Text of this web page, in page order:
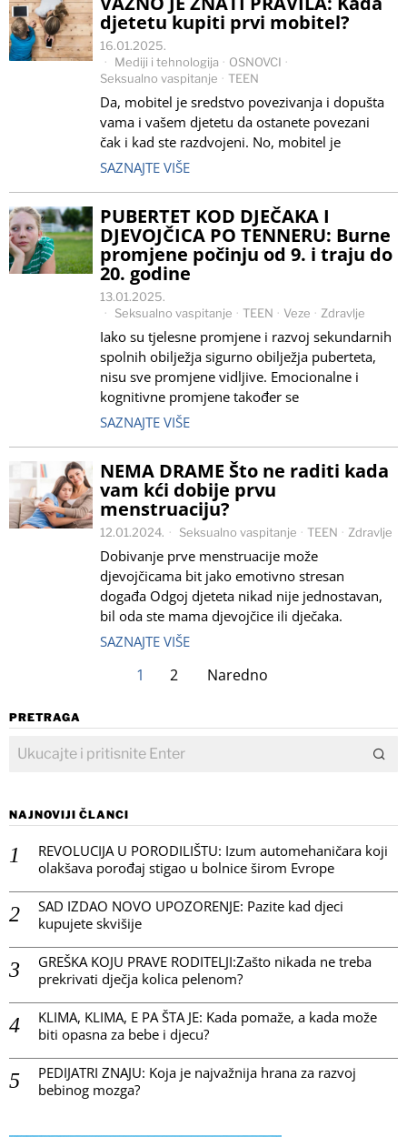
djetetu kupiti prvi mobitel?
16.01.2025.
Mediji i tehnologija · OSNOVCI ·
Seksualno vaspitanje · TEEN
Da, mobitel je sredstvo povezivanja i dopušta
vama i vašem djetetu da ostanete povezani
čak i kad ste razdvojeni. No, mobitel je
SAZNAJTE VIŠE
PUBERTET KOD DJEČAKA I
DJEVOJČICA PO TENNERU: Burne
promjene počinju od 9. i traju do
20. godine
13.01.2025.
Seksualno vaspitanje · TEEN · Veze · Zdravlje
Iako su tjelesne promjene i razvoj sekundarnih
spolnih obilježja sigurno obilježja puberteta,
nisu sve promjene vidljive. Emocionalne i
kognitivne promjene također se
SAZNAJTE VIŠE
NEMA DRAME Što ne raditi kada
vam kći dobije prvu
menstruaciju?
12.01.2024. Seksualno vaspitanje · TEEN · Zdravlje
Dobivanje prve menstruacije može
djevojčicama bit jako emotivno stresan
događa Odgoj djeteta nikad nije jednostavan,
bil oda ste mama djevojčice ili dječaka.
SAZNAJTE VIŠE
1 2 Naredno
PRETRAGA
NAJNOVIJI ČLANCI
REVOLUCIJA U PORODILIŠTU: Izum automehaničara koji
olakšava porođaj stigao u bolnice širom Evrope
SAD IZDAO NOVO UPOZORENJE: Pazite kad djeci
kupujete skvišije
GREŠKA KOJU PRAVE RODITELJI:Zašto nikada ne treba
prekrivati dječja kolica pelenom?
KLIMA, KLIMA, E PA ŠTA JE: Kada pomaže, a kada može
biti opasna za bebe i djecu?
PEDIJATRI ZNAJU: Koja je najvažnija hrana za razvoj
bebinog mozga?